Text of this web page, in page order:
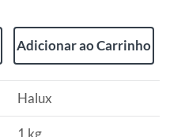
Adicionar ao Carrinho
Halux
1 kg